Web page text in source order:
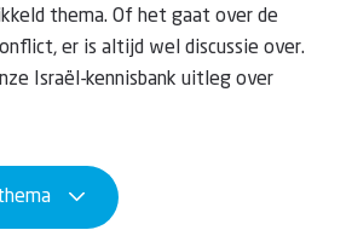
thema. Of het gaat over de
er is altijd wel discussie over.
Israël-kennisbank uitleg over